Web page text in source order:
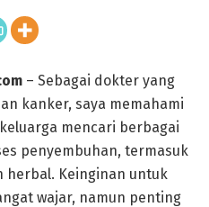
– Sebagai dokter yang
kanker, saya memahami
mencari berbagai
penyembuhan, termasuk
herbal. Keinginan untuk
wajar, namun penting